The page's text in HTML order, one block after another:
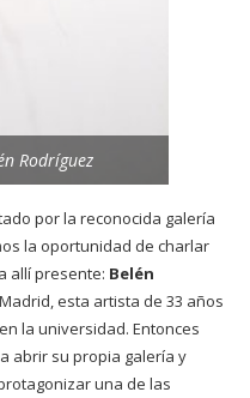
Rodríguez
por la reconocida galería
la oportunidad de charlar
allí presente: Belén
esta artista de 33 años
la universidad. Entonces
abrir su propia galería y
una de las